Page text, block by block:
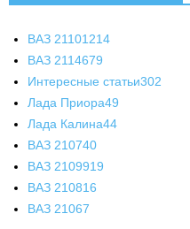
ВАЗ 21101214
ВАЗ 2114679
Интересные статьи302
Лада Приора49
Лада Калина44
ВАЗ 210740
ВАЗ 2109919
ВАЗ 210816
ВАЗ 21067